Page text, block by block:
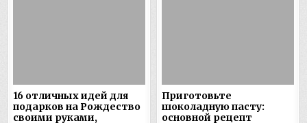
16 отличных идей для
подарков на Рождество
своими руками,
Приготовьте
шоколадную пасту:
основной рецепт